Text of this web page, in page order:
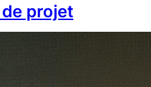
projet